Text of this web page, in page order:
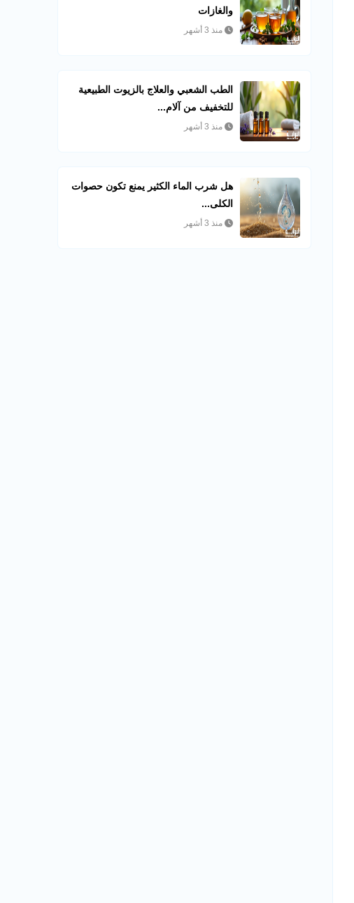
والغازات
منذ 3 أشهر
الطب الشعبي والعلاج بالزيوت الطبيعية
للتخفيف من آلام...
منذ 3 أشهر
هل شرب الماء الكثير يمنع تكون حصوات
الكلى...
منذ 3 أشهر